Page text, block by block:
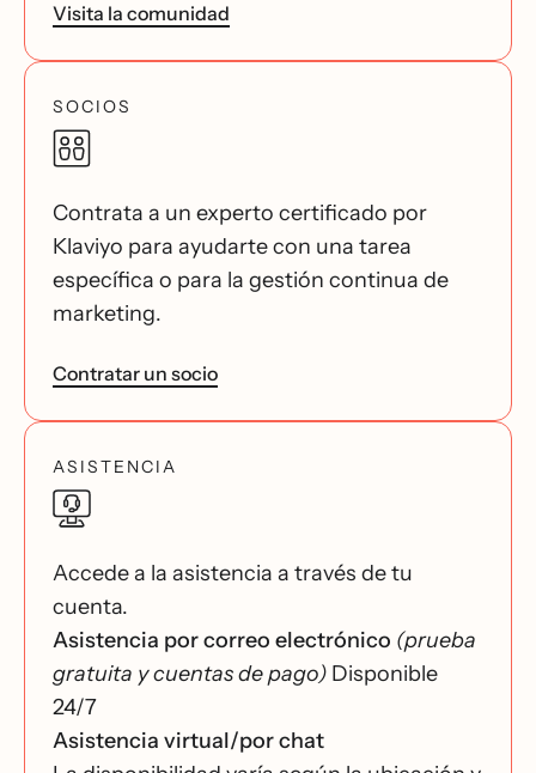
Visita la comunidad
SOCIOS
Contrata a un experto certificado por
Klaviyo para ayudarte con una tarea
específica o para la gestión continua de
marketing.
Contratar un socio
ASISTENCIA
Accede a la asistencia a través de tu
cuenta.
Asistencia por correo electrónico (prueba
gratuita y cuentas de pago) Disponible
24/7
Asistencia virtual/por chat